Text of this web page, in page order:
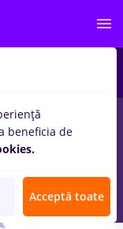
beneficia de
Acceptă toate